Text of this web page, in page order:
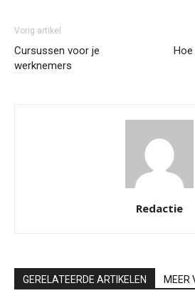
Vorig artikel
Cursussen voor je
werknemers
Hoe
Redactie
GERELATEERDE ARTIKELEN MEER